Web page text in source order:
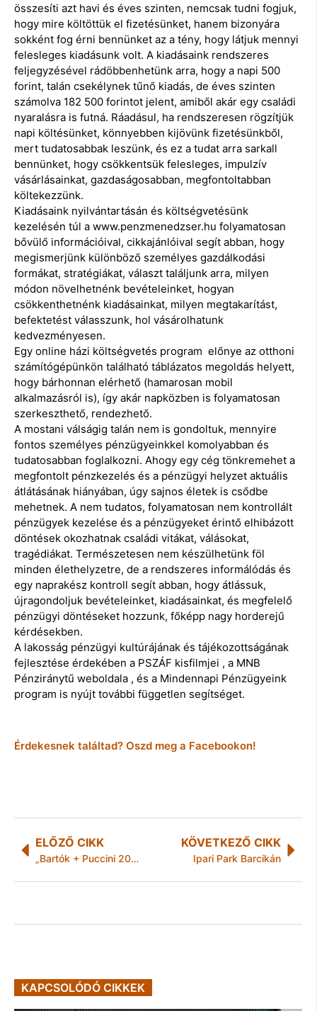
összesíti azt havi és éves szinten, nemcsak tudni fogjuk,
hogy mire költöttük el fizetésünket, hanem bizonyára
sokként fog érni bennünket az a tény, hogy látjuk mennyi
felesleges kiadásunk volt. A kiadásaink rendszeres
feljegyzésével rádöbbenhetünk arra, hogy a napi 500
forint, talán csekélynek tűnő kiadás, de éves szinten
számolva 182 500 forintot jelent, amiből akár egy családi
nyaralásra is futná. Ráadásul, ha rendszeresen rögzítjük
napi költésünket, könnyebben kijövünk fizetésünkből,
mert tudatosabbak leszünk, és ez a tudat arra sarkall
bennünket, hogy csökkentsük felesleges, impulzív
vásárlásainkat, gazdaságosabban, megfontoltabban
költekezzünk.
Kiadásaink nyilvántartásán és költségvetésünk
kezelésén túl a www.penzmenedzser.hu folyamatosan
bővülő információival, cikkajánlóival segít abban, hogy
megismerjünk különböző személyes gazdálkodási
formákat, stratégiákat, választ találjunk arra, milyen
módon növelhetnénk bevételeinket, hogyan
csökkenthetnénk kiadásainkat, milyen megtakarítást,
befektetést válasszunk, hol vásárolhatunk
kedvezményesen.
Egy online házi költségvetés program előnye az otthoni
számítógépünkön található táblázatos megoldás helyett,
hogy bárhonnan elérhető (hamarosan mobil
alkalmazásról is), így akár napközben is folyamatosan
szerkeszthető, rendezhető.
A mostani válságig talán nem is gondoltuk, mennyire
fontos személyes pénzügyeinkkel komolyabban és
tudatosabban foglalkozni. Ahogy egy cég tönkremehet a
megfontolt pénzkezelés és a pénzügyi helyzet aktuális
átlátásának hiányában, úgy sajnos életek is csődbe
mehetnek. A nem tudatos, folyamatosan nem kontrollált
pénzügyek kezelése és a pénzügyeket érintő elhibázott
döntések okozhatnak családi vitákat, válásokat,
tragédiákat. Természetesen nem készülhetünk föl
minden élethelyzetre, de a rendszeres informálódás és
egy naprakész kontroll segít abban, hogy átlássuk,
újragondoljuk bevételeinket, kiadásainkat, és megfelelő
pénzügyi döntéseket hozzunk, főképp nagy horderejű
kérdésekben.
A lakosság pénzügyi kultúrájának és tájékozottságának
fejlesztése érdekében a PSZÁF kisfilmjei , a MNB
Pénziránytű weboldala , és a Mindennapi Pénzügyeink
program is nyújt további független segítséget.
Érdekesnek találtad? Oszd meg a Facebookon!
ELŐZŐ CIKK
„Bartók + Puccini 2012” – emlékezetes fesztiváli napokra készülhetnek
KÖVETKEZŐ CIKK
Ipari Park Barcikán
KAPCSOLÓDÓ CIKKEK